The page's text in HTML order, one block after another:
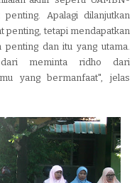
Apalagi dilanjutkan
penting, tetapi mendapatkan
penting dan itu yang utama.
dari meminta ridho dari
yang bermanfaat", jelas